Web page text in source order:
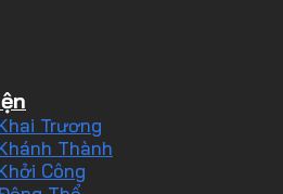
Trương
Thành
Công